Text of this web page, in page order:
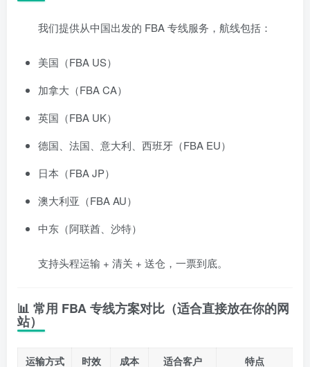
我们提供从中国出发的 FBA 专线服务，航线包括：
美国（FBA US）
加拿大（FBA CA）
英国（FBA UK）
德国、法国、意大利、西班牙（FBA EU）
日本（FBA JP）
澳大利亚（FBA AU）
中东（阿联酋、沙特）
支持头程运输 + 清关 + 送仓，一票到底。
📊 常用 FBA 专线方案对比（适合直接放在你的网
站）
运输方式 时效 成本 适合客户 特点